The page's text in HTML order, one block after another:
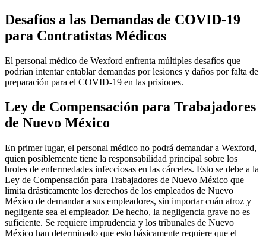
Desafíos a las Demandas de COVID-19
para Contratistas Médicos
El personal médico de Wexford enfrenta múltiples desafíos que
podrían intentar entablar demandas por lesiones y daños por falta de
preparación para el COVID-19 en las prisiones.
Ley de Compensación para Trabajadores
de Nuevo México
En primer lugar, el personal médico no podrá demandar a Wexford,
quien posiblemente tiene la responsabilidad principal sobre los
brotes de enfermedades infecciosas en las cárceles. Esto se debe a la
Ley de Compensación para Trabajadores de Nuevo México que
limita drásticamente los derechos de los empleados de Nuevo
México de demandar a sus empleadores, sin importar cuán atroz y
negligente sea el empleador. De hecho, la negligencia grave no es
suficiente. Se requiere imprudencia y los tribunales de Nuevo
México han determinado que esto básicamente requiere que el